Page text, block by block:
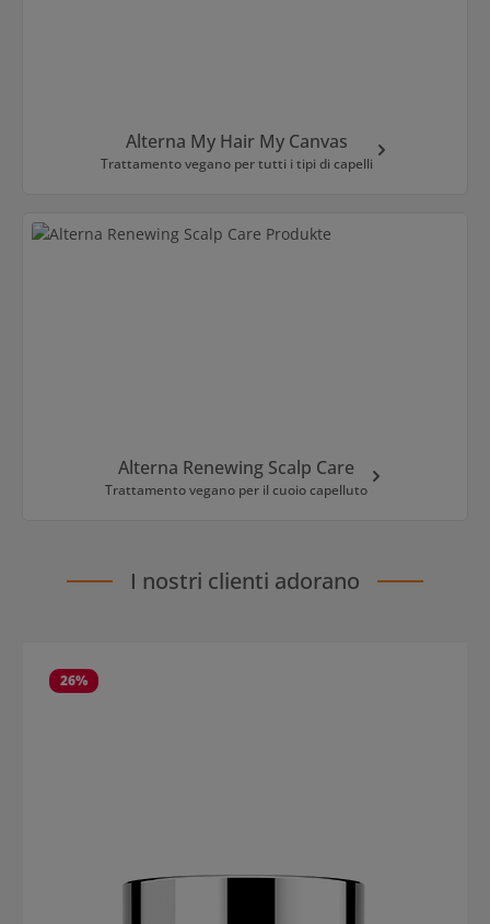
Alterna My Hair My Canvas
Trattamento vegano per tutti i tipi di capelli
Alterna Renewing Scalp Care
Trattamento vegano per il cuoio capelluto
I nostri clienti adorano
26%